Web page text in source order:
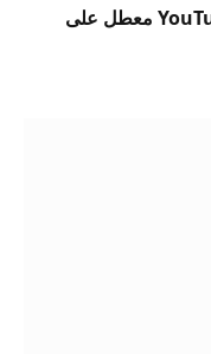
وضع صورة داخل صورة (PiP) على YouTube معطل على